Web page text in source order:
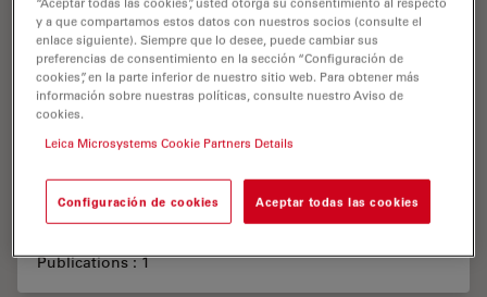
da Costa , Marcos Devanir S. , Dr.
Publications : 1
y a que compartamos estos datos con nuestros socios (consulte el
enlace siguiente). Siempre que lo desee, puede cambiar sus
preferencias de consentimiento en la sección “Configuración de
cookies”, en la parte inferior de nuestro sitio web. Para obtener más
información sobre nuestras políticas, consulte nuestro Aviso de
cookies.
Leica Microsystems Cookie Partners Details
Configuración de cookies Aceptar todas las cookies